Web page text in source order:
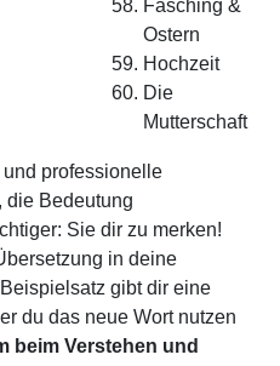
Fasching &
Ostern
Hochzeit
Die
Mutterschaft
professionelle
die Bedeutung
Sie dir zu merken!
in deine
gibt dir eine
du das neue Wort nutzen
beim Verstehen und